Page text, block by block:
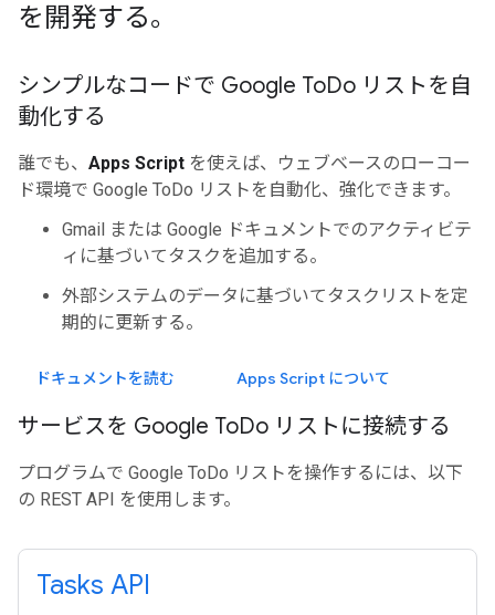
を開発する。
シンプルなコードで Google ToDo リストを自
動化する
誰でも、 Apps Script を使えば、ウェブベースのローコー
ド環境で Google ToDo リストを自動化、強化できます。
Gmail または Google ドキュメントでのアクティビテ
ィに基づいてタスクを追加する。
外部システムのデータに基づいてタスクリストを定
期的に更新する。
ドキュメントを読む Apps Script について
サービスを Google ToDo リストに接続する
プログラムで Google ToDo リストを操作するには、以下
の REST API を使用します。
Tasks API